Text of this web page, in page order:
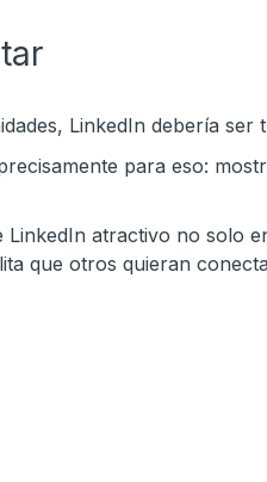
LinkedIn debería ser
para eso:
atractivo no solo
que otros quieran